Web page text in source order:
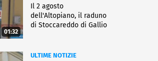
01:32
Il 2 agosto
dell'Altopiano, il raduno
di Stoccareddo di Gallio
ULTIME NOTIZIE